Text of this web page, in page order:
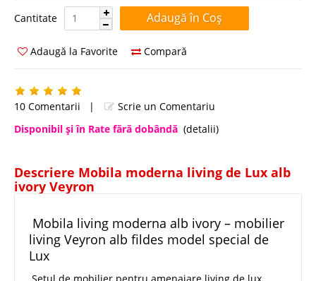
Cantitate Cantitate:
Adaugă la Favorite Compară
10 Comentarii |
Scrie un Comentariu
Disponibil şi în Rate fără dobândă (detalii)
Descriere Mobila moderna living de Lux alb
ivory Veyron
Mobila living moderna alb ivory – mobilier
living Veyron alb fildes model special de
Lux
Setul de mobilier pentru amenajare living de lux